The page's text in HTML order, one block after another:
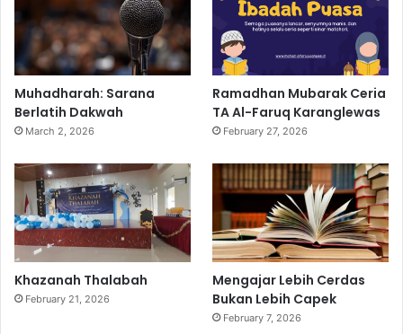
Muhadharah: Sarana
Berlatih Dakwah
March 2, 2026
Ramadhan Mubarak Ceria
TA Al-Faruq Karanglewas
February 27, 2026
Khazanah Thalabah
February 21, 2026
Mengajar Lebih Cerdas
Bukan Lebih Capek
February 7, 2026